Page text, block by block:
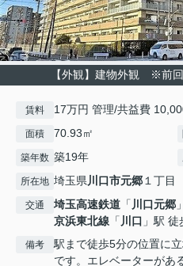
【外観】建物外観 ※前
賃料 17万円 管理/共益費
面積 70.93㎡
築年数 築19年
所在地 埼玉県川口市元郷１丁目
交通 埼玉高速鉄道 「 川口元郷
京浜東北線 「 川口 」駅
備考
駅まで徒歩5分の位置に
です。エレベーターがあ